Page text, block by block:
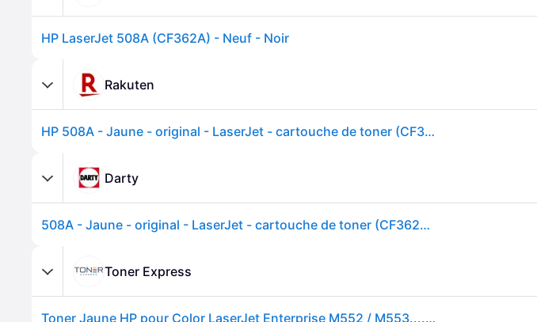
HP LaserJet 508A (CF362A) - Neuf - Noir
Rakuten
HP 508A - Jaune - original - LaserJet - cartouche de toner (CF362A) - pour Color LaserJet Enterprise MFP M577; LaserJet Enterprise Flow MFP M577
Darty
508A - Jaune - original - LaserJet - cartouche de toner (CF362A) - pour Color LaserJet Enterprise MFP M577; LaserJet Enterprise Flow MFP M577
Toner Express
Toner Jaune HP pour Color LaserJet Enterprise M552 / M553.... (508A)